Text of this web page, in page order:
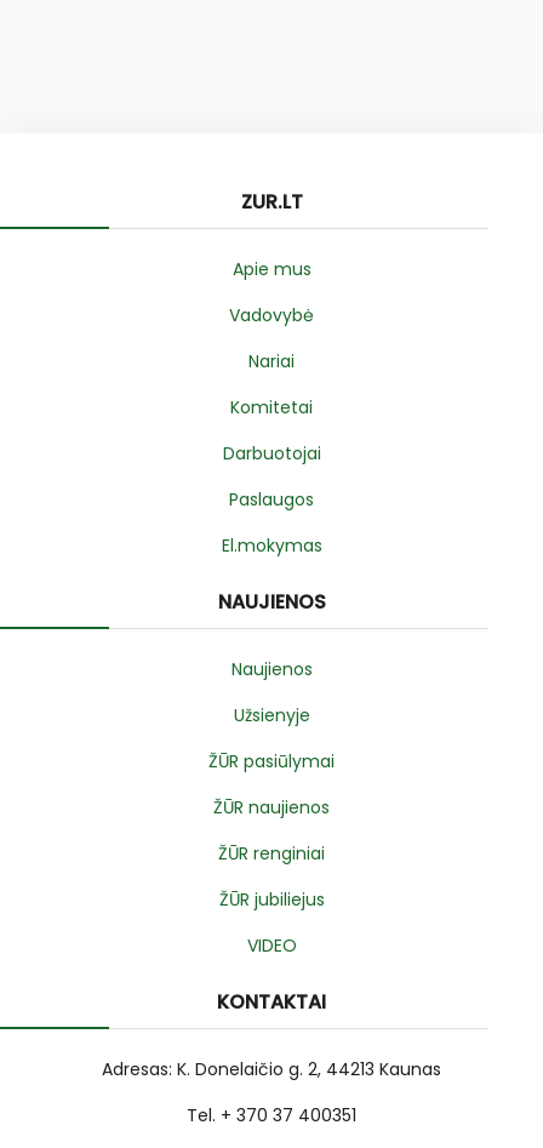
ZUR.LT
Apie mus
Vadovybė
Nariai
Komitetai
Darbuotojai
Paslaugos
El.mokymas
NAUJIENOS
Naujienos
Užsienyje
ŽŪR pasiūlymai
ŽŪR naujienos
ŽŪR renginiai
ŽŪR jubiliejus
VIDEO
KONTAKTAI
Adresas: K. Donelaičio g. 2, 44213 Kaunas
Tel. + 370 37 400351